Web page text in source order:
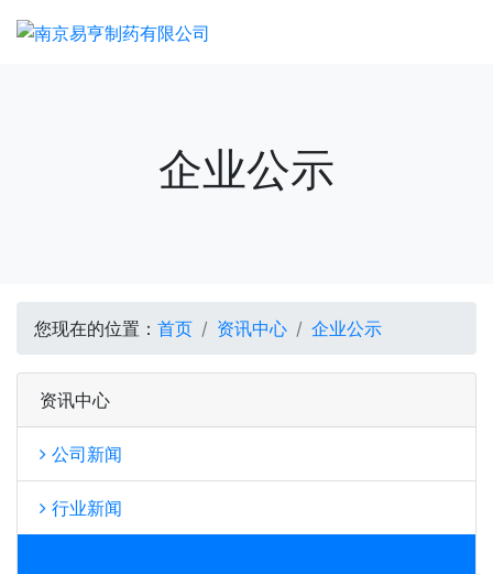
企业公示
您现在的位置： 首页 资讯中心 企业公示
资讯中心
公司新闻
行业新闻